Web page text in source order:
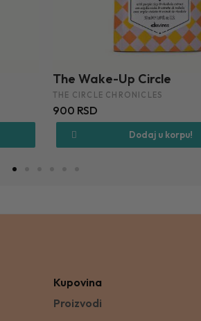
The Restless Circle
THE CIRCLE CHRONICLES
900 RSD
Dodaj u korpu!
Kupovina
Proizvodi